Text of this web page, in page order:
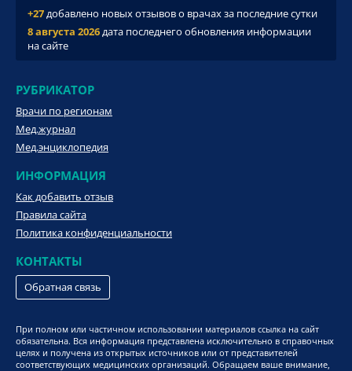
+27добавлено новых отзывов о врачах за последние сутки
8 августа 2026дата последнего обновления информации
на сайте
РУБРИКАТОР
Врачи по регионам
Мед.журнал
Мед.энциклопедия
ИНФОРМАЦИЯ
Как добавить отзыв
Правила сайта
Политика конфиденциальности
КОНТАКТЫ
Обратная связь
При полном или частичном использовании материалов ссылка на сайт
обязательна. Вся информация представлена исключительно в справочных
целях и получена из открытых источников или от представителей
соответствующих медицинских организаций. Обращаем ваше внимание,